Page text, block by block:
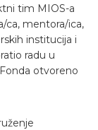
tim MIOS-a
ca, mentora/ica,
institucija i
radu u
otvoreno